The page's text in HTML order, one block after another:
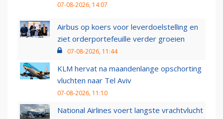
07-08-2026, 14:07
Airbus op koers voor leverdoelstelling en
ziet orderportefeuille verder groeien
07-08-2026, 11:44
KLM hervat na maandenlange opschorting
vluchten naar Tel Aviv
07-08-2026, 11:10
National Airlines voert langste vrachtvlucht